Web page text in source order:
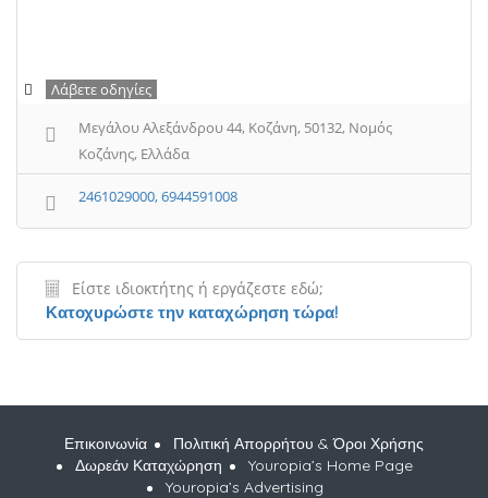
Λάβετε οδηγίες
Μεγάλου Αλεξάνδρου 44, Κοζάνη, 50132, Νομός
Κοζάνης, Ελλάδα
2461029000, 6944591008
Είστε ιδιοκτήτης ή εργάζεστε εδώ;
Κατοχυρώστε την καταχώρηση τώρα!
Επικοινωνία
Πολιτική Απορρήτου & Όροι Χρήσης
Δωρεάν Καταχώρηση
Youropia’s Home Page
Youropia’s Advertising